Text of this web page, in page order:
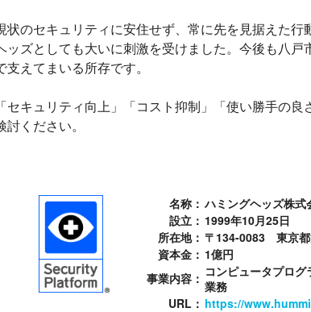
状のセキュリティに安住せず、常に先を見据えた
ッズとしても大いに刺激を受けました。今後も八
支えてまいる所存です。
「セキュリティ向上」「コスト抑制」「使い勝手の
討ください。
名称： ハミングヘッズ株式
設立： 1999年10月25日
所在地： 〒134-0083 東京都
資本金： 1億円
事業内容： コンピュータプロ
業務
URL： https://